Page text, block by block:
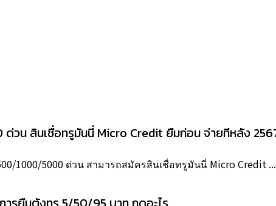
วน สินเชื่อทรูมันนี่ Micro Credit ยืมก่อน จ่ายทีหลัง
1000/5000 ด่วน สามารถสมัครสินเชื่อทรูมันนี่ Micro Credit ...